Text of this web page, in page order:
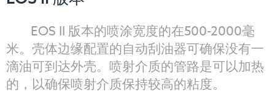
EOS II 版本的喷涂宽度的在500-2000毫
米。壳体边缘配置的自动刮油器可确保没有一
滴油可到达外壳。喷射介质的管路是可以加热
的，以确保喷射介质保持较高的粘度。